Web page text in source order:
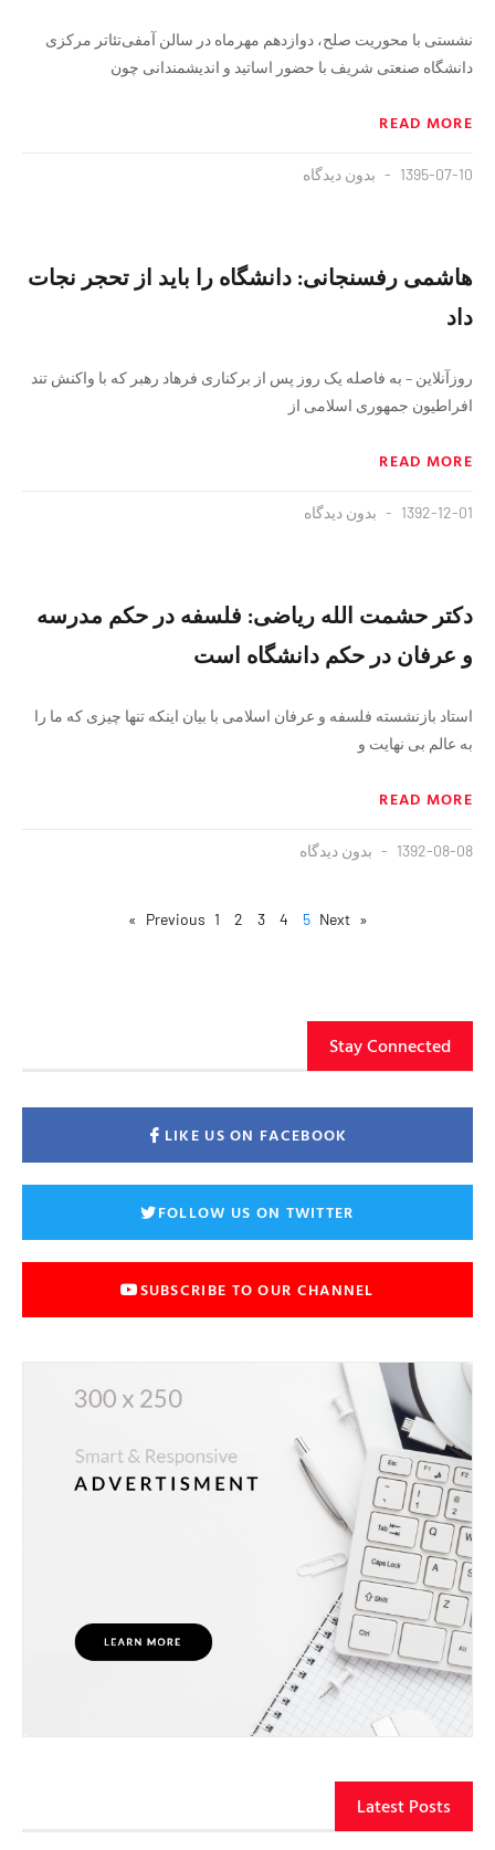
نشستى با محوریت صلح، دوازدهم مهرماه در سالن آمفی‌تئا‌تر مرکزی
دانشگاه صنعتی شریف با حضور اساتید و اندیشمندانى چون
READ MORE
1395-07-10 بدون دیدگاه
هاشمی رفسنجانی: دانشگاه را باید از تحجر نجات
داد
روزآنلاین – به فاصله یک روز پس از برکناری فرهاد رهبر که با واکنش تند
افراطیون جمهوری اسلامی از
READ MORE
1392-12-01 بدون دیدگاه
دکتر حشمت الله ریاضی: فلسفه در حکم مدرسه
و عرفان در حکم دانشگاه است
استاد بازنشسته فلسفه و عرفان اسلامی با بیان اینکه تنها چیزی که ما را
به عالم بی نهایت و
READ MORE
1392-08-08 بدون دیدگاه
« Previous
1 2 3 4 5 Next »
Stay Connected
LIKE US ON FACEBOOK
FOLLOW US ON TWITTER
SUBSCRIBE TO OUR CHANNEL
Latest Posts